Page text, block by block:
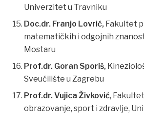
Univerzitet u Travniku
Doc.dr. Franjo Lovrić, Fakultet
matematičkih i odgojnih
Mostaru
Prof.dr. Goran Sporiš,
Sveučilište u Zagrebu
Prof.dr. Vujica Živković,
obrazovanje, sport i zdravlje,